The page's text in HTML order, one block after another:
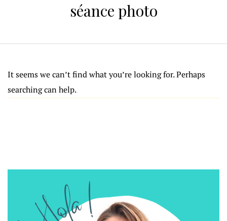
séance photo
It seems we can’t find what you’re looking for. Perhaps
searching can help.